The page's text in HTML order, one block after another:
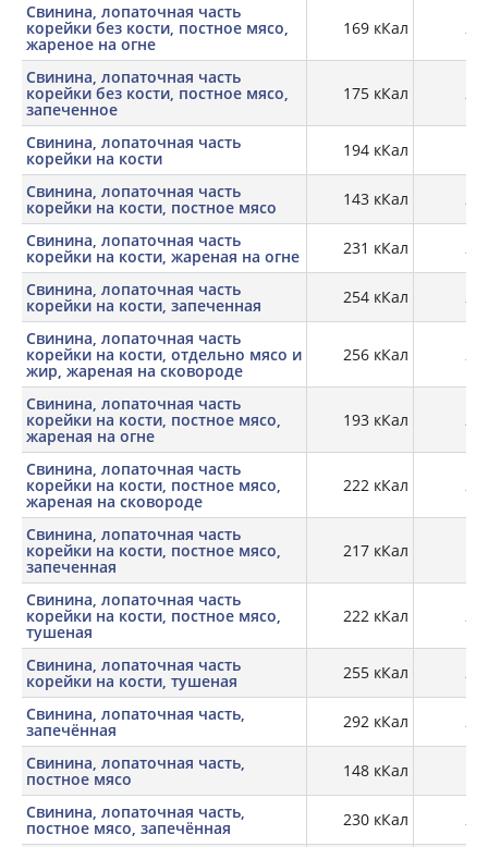
Свинина, лопаточная часть
корейки без кости, постное мясо,
жареное на огне
169 кКал
Свинина, лопаточная часть
корейки без кости, постное мясо,
запеченное
175 кКал
Свинина, лопаточная часть
корейки на кости 194 кКал
Свинина, лопаточная часть
корейки на кости, постное мясо 143 кКал
Свинина, лопаточная часть
корейки на кости, жареная на огне 231 кКал
Свинина, лопаточная часть
корейки на кости, запеченная 254 кКал
Свинина, лопаточная часть
корейки на кости, отдельно мясо и
жир, жареная на сковороде
256 кКал
Свинина, лопаточная часть
корейки на кости, постное мясо,
жареная на огне
193 кКал
Свинина, лопаточная часть
корейки на кости, постное мясо,
жареная на сковороде
222 кКал
Свинина, лопаточная часть
корейки на кости, постное мясо,
запеченная
217 кКал
Свинина, лопаточная часть
корейки на кости, постное мясо,
тушеная
222 кКал
Свинина, лопаточная часть
корейки на кости, тушеная 255 кКал
Свинина, лопаточная часть,
запечённая 292 кКал
Свинина, лопаточная часть,
постное мясо 148 кКал
Свинина, лопаточная часть,
постное мясо, запечённая 230 кКал